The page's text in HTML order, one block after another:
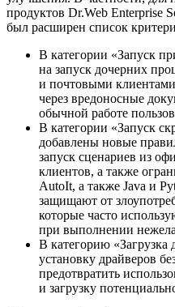
продуктов Dr.Web Enterprise
был расширен список
В категории «Запуск
на запуск дочерних
и почтовыми
через вредоносные
обычной работе
В категории «Запуск
добавлены новые
запуск сценариев из
клиентов, а также
AutoIt, а также Java и
защищают от
которые часто
при выполнении
В категорию «Загрузка
установку драйверов
предотвратить
и загрузку